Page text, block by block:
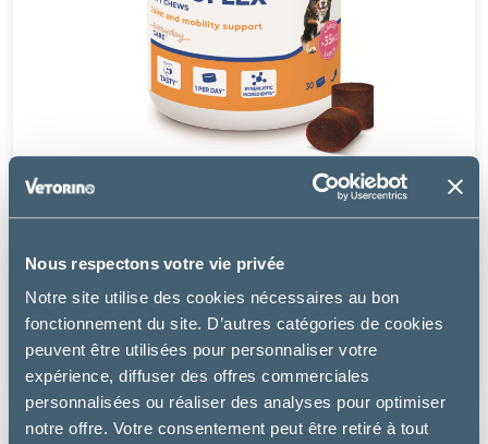
Nous respectons votre vie privée
Notre site utilise des cookies nécessaires au bon
fonctionnement du site. D’autres catégories de cookies
peuvent être utilisées pour personnaliser votre
expérience, diffuser des offres commerciales
personnalisées ou réaliser des analyses pour optimiser
notre offre. Votre consentement peut être retiré à tout
Virbac
MOVOFLEX COMPLÈMENT SOUTIEN ARTICULAIRE L -
CHIEN
40.99 €